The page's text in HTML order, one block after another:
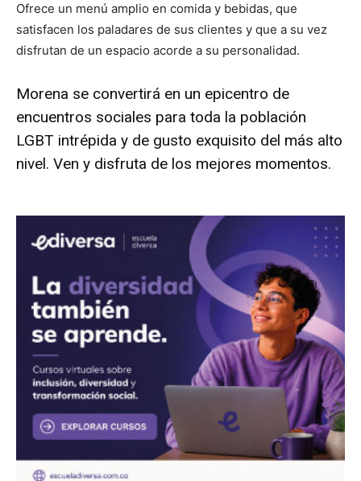
Ofrece un menú amplio en comida y bebidas, que
satisfacen los paladares de sus clientes y que a su vez
disfrutan de un espacio acorde a su personalidad.
Morena se convertirá en un epicentro de
encuentros sociales para toda la población
LGBT intrépida y de gusto exquisito del más alto
nivel. Ven y disfruta de los mejores momentos.